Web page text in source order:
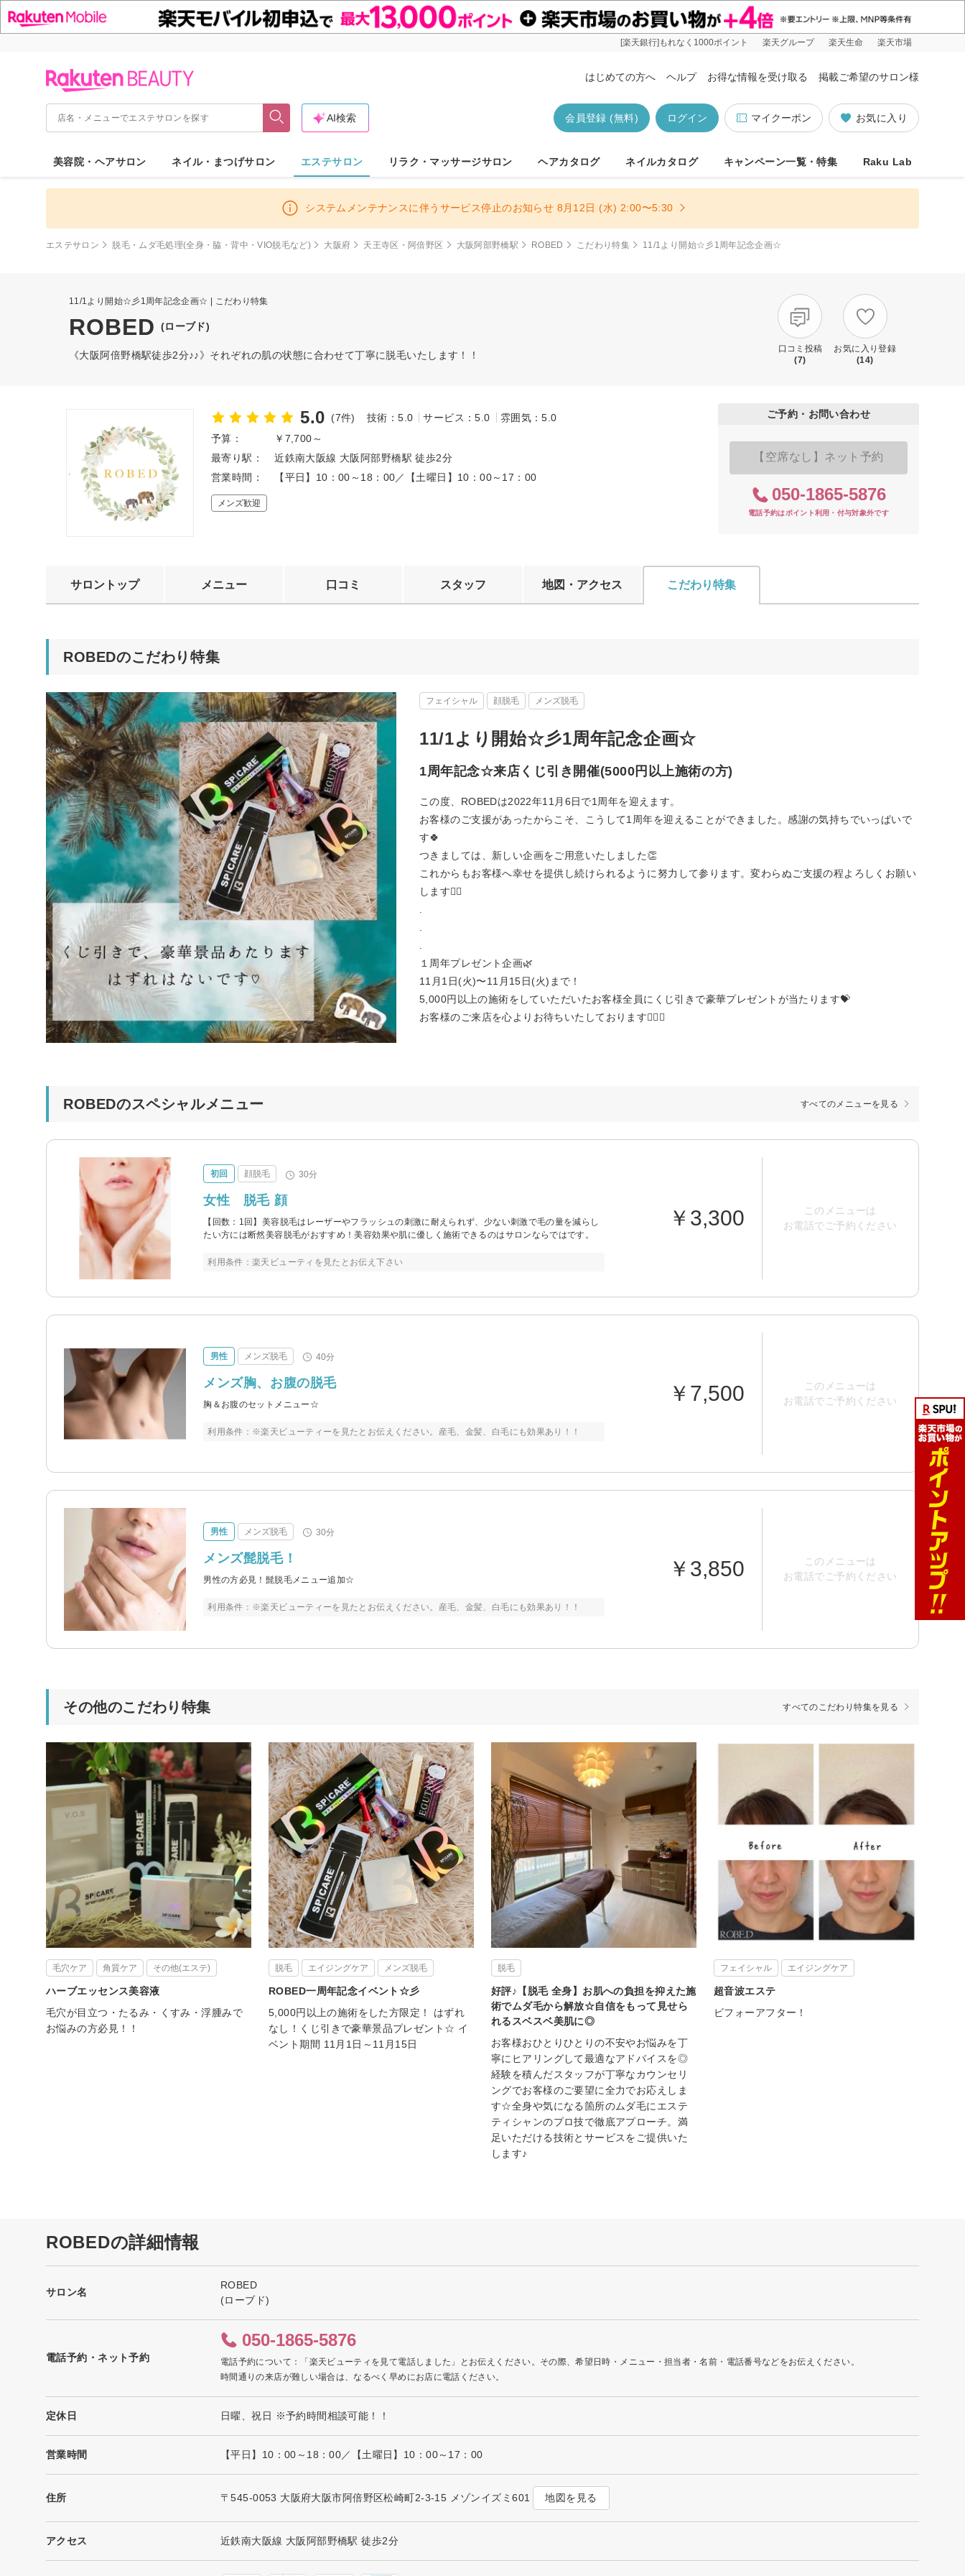
[楽天銀行]もれなく1000ポイント 楽天グループ 楽天生命 楽天市場
はじめての方へ ヘルプ お得な情報を受け取る 掲載ご希望のサロン様
お気に入り
マイクーポン
ログイン
会員登録 (無料)
AI検索
美容院・ヘアサロン ネイル・まつげサロン エステサロン リラク・マッサージサロン ヘアカタログ ネイルカタログ キャンペーン一覧・特集 Raku Lab
システムメンテナンスに伴うサービス停止のお知らせ 8月12日 (水) 2:00〜5:30
エステサロン 脱毛・ムダ毛処理(全身・脇・背中・VIO脱毛など) 大阪府 天王寺区・阿倍野区 大阪阿部野橋駅 ROBED こだわり特集 11/1より開始☆彡1周年記念企画☆
11/1より開始☆彡1周年記念企画☆ | こだわり特集
ROBED (ローブド)
《大阪阿倍野橋駅徒歩2分♪♪》それぞれの肌の状態に合わせて丁寧に脱毛いたします！！
口コミ投稿
(7)
お気に入り登録
(14)
5.0 (7件) 技術：5.0 サービス：5.0
雰囲気：5.0
予算：
￥7,700～
最寄り駅：
近鉄南大阪線 大阪阿部野橋駅 徒歩2分
営業時間：
【平日】10：00～18：00／【土曜日】10：00～17：00
メンズ歓迎
ご予約・お問い合わせ
【空席なし】ネット予約
050-1865-5876
電話予約はポイント利用・付与対象外です
サロントップ メニュー 口コミ スタッフ 地図・アクセス こだわり特集
ROBEDのこだわり特集
フェイシャル 顔脱毛 メンズ脱毛
11/1より開始☆彡1周年記念企画☆
1周年記念☆来店くじ引き開催(5000円以上施術の方)
この度、ROBEDは2022年11月6日で1周年を迎えます。
お客様のご支援があったからこそ、こうして1周年を迎えることができました。感謝の気持ちでいっぱいで
す🍀
つきましては、新しい企画をご用意いたしました👏
これからもお客様へ幸せを提供し続けられるように努力して参ります。変わらぬご支援の程よろしくお願い
します🙇‍♀️
１周年プレゼント企画🌿
11月1日(火)〜11月15日(火)まで！
5,000円以上の施術をしていただいたお客様全員にくじ引きで豪華プレゼントが当たります💝
お客様のご来店を心よりお待ちいたしております🙇‍♀️✨
ROBEDのスペシャルメニュー すべてのメニューを見る
初回 顔脱毛 30分
女性 脱毛 顔
【回数：1回】美容脱毛はレーザーやフラッシュの刺激に耐えられず、少ない刺激で毛の量を減らし
たい方には断然美容脱毛がおすすめ！美容効果や肌に優しく施術できるのはサロンならではです。
利用条件：楽天ビューティを見たとお伝え下さい
￥3,300
このメニューは
お電話でご予約ください
男性 メンズ脱毛 40分
メンズ胸、お腹の脱毛
胸＆お腹のセットメニュー☆
利用条件：※楽天ビューティーを見たとお伝えください。産毛、金髪、白毛にも効果あり！！
￥7,500
このメニューは
お電話でご予約ください
男性 メンズ脱毛 30分
メンズ髭脱毛！
男性の方必見！髭脱毛メニュー追加☆
利用条件：※楽天ビューティーを見たとお伝えください。産毛、金髪、白毛にも効果あり！！
￥3,850
このメニューは
お電話でご予約ください
その他のこだわり特集 すべてのこだわり特集を見る
毛穴ケア 角質ケア その他(エステ)
ハーブエッセンス美容液
毛穴が目立つ・たるみ・くすみ・浮腫みで
お悩みの方必見！！
脱毛 エイジングケア メンズ脱毛
ROBED一周年記念イベント☆彡
5,000円以上の施術をした方限定！ はずれ
なし！くじ引きで豪華景品プレゼント☆ イ
ベント期間 11月1日～11月15日
脱毛
好評♪【脱毛 全身】お肌への負担を抑えた施
術でムダ毛から解放☆自信をもって見せら
れるスベスベ美肌に◎
お客様おひとりひとりの不安やお悩みを丁
寧にヒアリングして最適なアドバイスを◎
経験を積んだスタッフが丁寧なカウンセリ
ングでお客様のご要望に全力でお応えしま
す☆全身や気になる箇所のムダ毛にエステ
ティシャンのプロ技で徹底アプローチ。満
足いただける技術とサービスをご提供いた
します♪
フェイシャル エイジングケア
超音波エステ
ビフォーアフター！
ROBEDの詳細情報
サロン名
ROBED
(ローブド)
電話予約・ネット予約
050-1865-5876
電話予約について：「楽天ビューティを見て電話しました」とお伝えください。その際、希望日時・メニュー・担当者・名前・電話番号などをお伝えください。
時間通りの来店が難しい場合は、なるべく早めにお店に電話ください。
定休日 日曜、祝日 ※予約時間相談可能！！
営業時間 【平日】10：00～18：00／【土曜日】10：00～17：00
住所 〒545-0053 大阪府大阪市阿倍野区松崎町2-3-15 メゾンイズミ601 地図を見る
アクセス 近鉄南大阪線 大阪阿部野橋駅 徒歩2分